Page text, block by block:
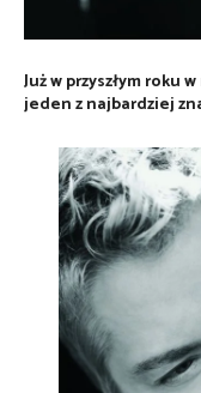
Już w przyszłym roku
jeden z najbardziej